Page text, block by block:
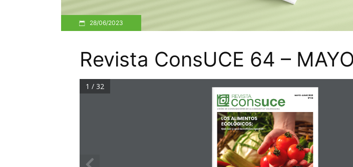
28/06/2023
Revista ConsUCE 64 –
MAYO-JUNIO 2023
Nº 64
UNIÓN DE CONSUMIDORES DE LA COMUNITAT VALENCIANA
Qué son y qué beneficios aportan
LOS ALIMENTOS
ECOLÓGICOS:
1 / 32